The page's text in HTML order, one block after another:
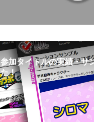
参加タイトルの実績・サ
た！